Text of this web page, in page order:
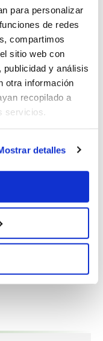
para personalizar
de redes
compartimos
sitio web con
y análisis
otra información
recopilado a
servicios.
detalles
ventas totales,
los Ventiladores,
por segundo
del
de 2010, en los